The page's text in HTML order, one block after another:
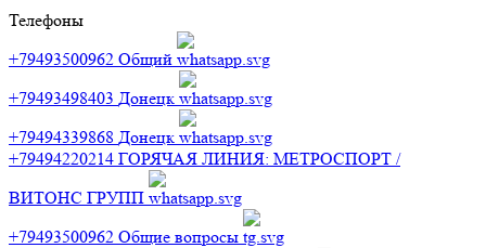
Телефоны
+79493500962 Общий
+79493498403 Донецк
+79494339868 Донецк
+79494220214 ГОРЯЧАЯ ЛИНИЯ: МЕТРОСПОРТ /
ВИТОНС ГРУПП
+79493500962 Общие вопросы